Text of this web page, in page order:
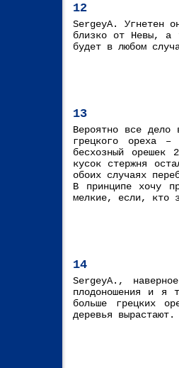
12
SergeyA. Угнетен
близко от Невы, а
будет в любом
13
Вероятно все
грецкого ореха
бесхозный
кусок стержня
обоих случаях
В принципе хочу
мелкие, если, кто
14
SergeyA.,
плодоношения и я
больше грецких
деревья вырастают.